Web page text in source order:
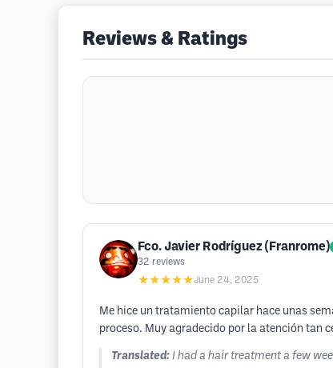
Reviews & Ratings
Fco. Javier Rodríguez (Franrome)
32 reviews
★★★★★June 24, 2025
Me hice un tratamiento capilar hace unas
proceso. Muy agradecido por la atención tan
Translated: I had a hair treatment a few